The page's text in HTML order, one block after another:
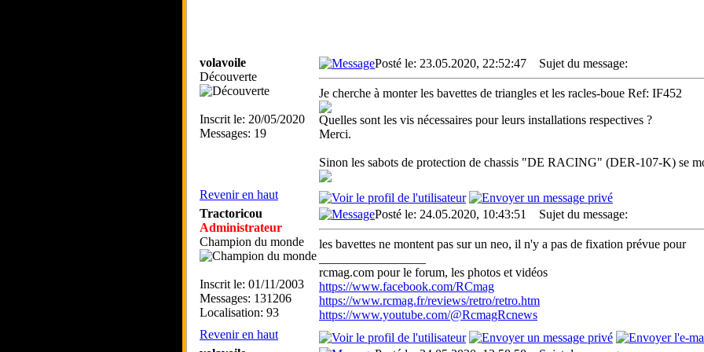
volavoile
Découverte
Inscrit le: 20/05/2020
Messages: 19
Posté le: 23.05.2020, 22:52:47 Sujet du message:
Je cherche à monter les bavettes de triangles et les racles-boue Ref: IF452
Quelles sont les vis nécessaires pour leurs installations respectives ?
Merci.
Sinon les sabots de protection de chassis "DE RACING" (DER-107-K) se
Revenir en haut
Tractoricou
Administrateur
Champion du monde
Inscrit le: 01/11/2003
Messages: 131206
Localisation: 93
Posté le: 24.05.2020, 10:43:51 Sujet du message:
les bavettes ne montent pas sur un neo, il n'y a pas de fixation prévue pour
rcmag.com pour le forum, les photos et vidéos
https://www.facebook.com/RCmag
https://www.rcmag.fr/reviews/retro/retro.htm
https://www.youtube.com/@RcmagRcnews
Revenir en haut